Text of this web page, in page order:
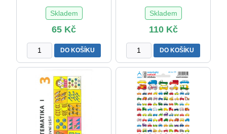
Skladem
65 Kč
to
se
nedá
množství
DO KOŠÍKU
Skladem
110 Kč
Matematika
I
-
množství
DO KOŠÍKU